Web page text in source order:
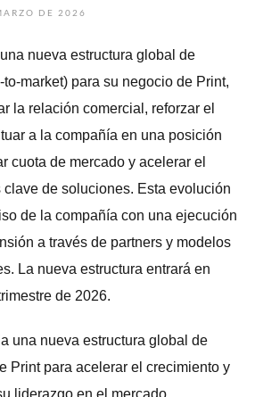
DE 2026
nueva estructura global de
para su negocio de Print,
la relación comercial, reforzar el
a la compañía en una posición
cuota de mercado y acelerar el
de soluciones. Esta evolución
de la compañía con una ejecución
a través de partners y modelos
La nueva estructura entrará en
de 2026.